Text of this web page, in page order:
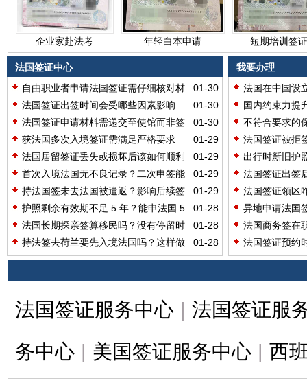
企业家赴法考
察，高先生顺利
获发长期商务签
证
年轻白本申请
人，小李首签法
短期培训签
料缺失，王
顺利赴法参
业峰会
法国签证中心
01-30
自由职业者申请法国签证需仔细核对材
料吗？
01-30
法国签证出签时间会受哪些因素影响
呢？
01-30
法国签证申请材料需递交至使馆而非签
证中心吗？
01-29
获法国多次入境签证需满足严格要求
吗？
01-29
法国居留签证丢失或损坏后该如何顺利
出行？
01-29
首次入境法国无不良记录？二次申签能
缩短审核时间吗？
01-29
持法国签未去法国被遣返？影响后续签
证申请吗？
01-28
护照剩余有效期不足 5 年？能申法国 5
年往返签吗？
01-28
法国长期探亲签算移民吗？没有停留时
间限制真的吗？
01-28
持法签去荷兰要先入境法国吗？这样做
能避免麻烦吗？
我要办理
法国在中国设
个吗？
国内约束力提
吗？
不符合要求的
吗？
法国签证被拒
请呢？
出行时新旧护
呢？
法国签证出签
自取都可行吗
法国签证领区
合适呢？
异地申请法国
暂住证明吗？
法国商务签在
式要求吗？
法国签证预约
月预约不行吗
法国签证服务中心 | 法国签证服
务中心 | 美国签证服务中心 | 西